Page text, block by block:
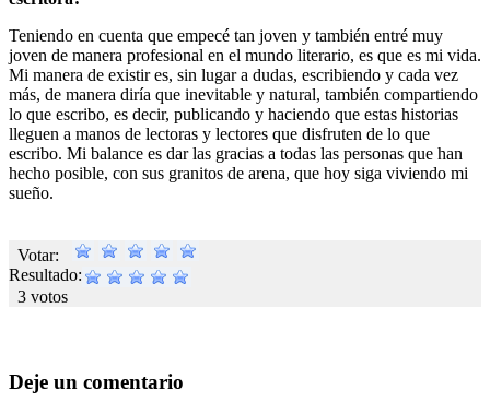
Teniendo en cuenta que empecé tan joven y también entré muy
joven de manera profesional en el mundo literario, es que es mi vida.
Mi manera de existir es, sin lugar a dudas, escribiendo y cada vez
más, de manera diría que inevitable y natural, también compartiendo
lo que escribo, es decir, publicando y haciendo que estas historias
lleguen a manos de lectoras y lectores que disfruten de lo que
escribo. Mi balance es dar las gracias a todas las personas que han
hecho posible, con sus granitos de arena, que hoy siga viviendo mi
sueño.
Votar:
Resultado:
3 votos
Deje un comentario